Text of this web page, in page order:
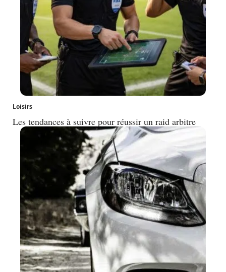
Loisirs
Les tendances à suivre pour réussir un raid arbitre